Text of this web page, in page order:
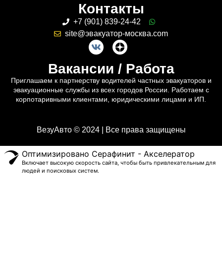
Контакты
+7 (901) 839-24-42
site@эвакуатор-москва.com
Вакансии / Работа
Приглашаем к партнерству водителей частных эвакуаторов и
эвакуационные службы из всех городов России. Работаем с
корпотаривными клиентами, юридическими лицами и ИП.
ВезуАвто © 2024 | Все права защищены
Оптимизировано Серафинит - Акселератор
Включает высокую скорость сайта, чтобы быть привлекательным для
людей и поисковых систем.